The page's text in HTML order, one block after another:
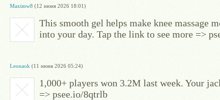
Maximw8 (12 июня 2026 18:01)
This smooth gel helps make knee massage
into your day. Tap the link to see more =>
Leonaok (11 июня 2026 05:24)
1,000+ players won 3.2M last week. Your
=> psee.io/8qtrlb